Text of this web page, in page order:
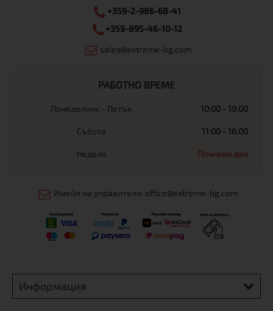
+359-2-986-68-41
+359-895-46-10-12
sales@extreme-bg.com
РАБОТНО ВРЕМЕ
Понеделник - Петък 10:00 - 19:00
Събота 11:00 - 16:00
Неделя Почивен ден
Имейл на управителя: office@extreme-bg.com
Информация